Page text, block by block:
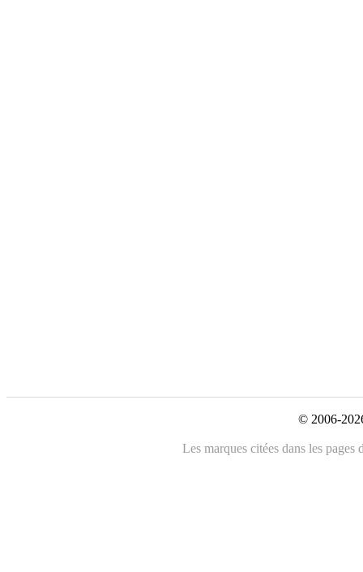
© 2006-
Les marques citées dans les pages